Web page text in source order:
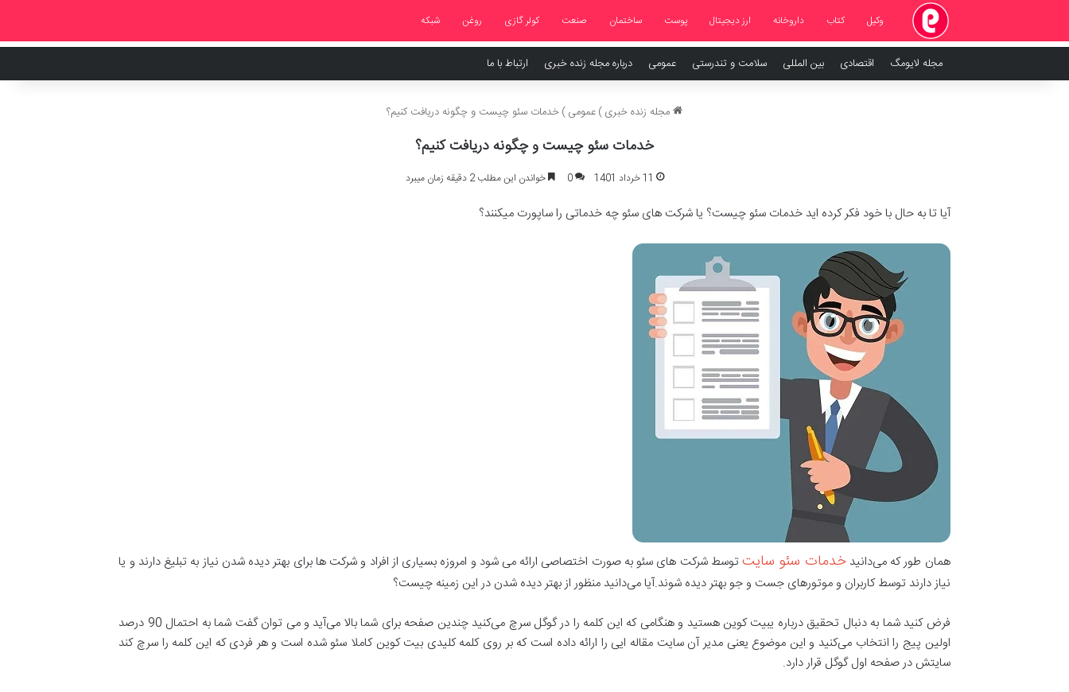
وکیل کتاب داروخانه ارز دیجیتال پوست ساختمان صنعت کولر گازی روغن شبکه
مجله لایومگ اقتصادی بین المللی سلامت و تندرستی عمومی درباره مجله زنده خبری ارتباط با ما
مجله زنده خبری)عمومی)خدمات سئو چیست و چگونه دریافت کنیم؟
خدمات سئو چیست و چگونه دریافت کنیم؟
11 خرداد 1401 0 خواندن این مطلب 2 دقیقه زمان میبرد
آیا تا به حال با خود فکر کرده اید خدمات سئو چیست؟ یا شرکت های سئو چه خدماتی را ساپورت میکنند؟
همان طور که می‌دانیدخدمات سئو سایتتوسط شرکت های سئو به صورت اختصاصی ارائه می شود و امروزه بسیاری از افراد و شرکت ها برای بهتر دیده شدن نیاز به تبلیغ دارند و یا
نیاز دارند توسط کاربران و موتور‌های جست و جو بهتر دیده شوند.آیا می‌دانید منظور از بهتر دیده شدن در این زمینه چیست؟
فرض کنید شما به دنبال تحقیق درباره یبیت کوین هستید و هنگامی که این کلمه را در گوگل سرچ می‌کنید چندین صفحه برای شما بالا می‌آید و می توان گفت شما به احتمال 90 درصد
اولین پیج را انتخاب می‌کنید و این موضوع یعنی مدیر آن سایت مقاله ایی را ارائه داده است که بر روی کلمه کلیدی بیت کوین کاملا سئو شده است و هر فردی که این کلمه را سرچ کند
سایتش در صفحه اول گوگل قرار دارد.